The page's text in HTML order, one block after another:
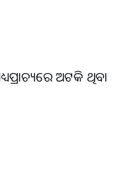
ଅଟକି ଥିବା